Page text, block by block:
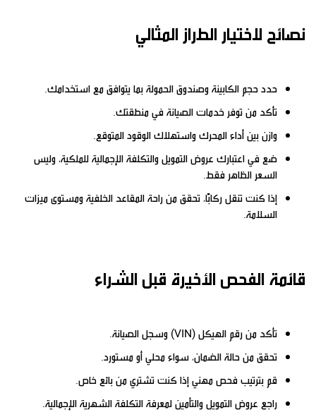
نصائح لاختيار الطراز المثالي
حدد حجم الكابينة وصندوق الحمولة بما يتوافق مع استخدامك.
تأكد من توفر خدمات الصيانة في منطقتك.
وازن بين أداء المحرك واستهلاك الوقود المتوقع.
ضع في اعتبارك عروض التمويل والتكلفة الإجمالية للملكية، وليس
السعر الظاهر فقط.
إذا كنت تنقل ركابًا، تحقق من راحة المقاعد الخلفية ومستوى ميزات
السلامة.
قائمة الفحص الأخيرة قبل الشراء
تأكد من رقم الهيكل (VIN) وسجل الصيانة.
تحقق من حالة الضمان، سواء محلي أو مستورد.
قم بترتيب فحص مهني إذا كنت تشتري من بائع خاص.
راجع عروض التمويل والتأمين لمعرفة التكلفة الشهرية الإجمالية.